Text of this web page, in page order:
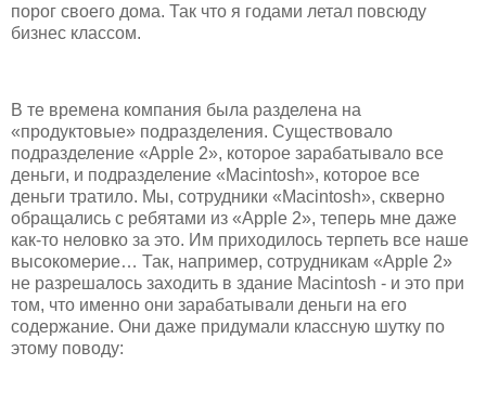
порог своего дома. Так что я годами летал повсюду
бизнес классом.
В те времена компания была разделена на
«продуктовые» подразделения. Существовало
подразделение «Apple 2», которое зарабатывало все
деньги, и подразделение «Macintosh», которое все
деньги тратило. Мы, сотрудники «Macintosh», скверно
обращались с ребятами из «Apple 2», теперь мне даже
как-то неловко за это. Им приходилось терпеть все наше
высокомерие… Так, например, сотрудникам «Apple 2»
не разрешалось заходить в здание Macintosh - и это при
том, что именно они зарабатывали деньги на его
содержание. Они даже придумали классную шутку по
этому поводу: